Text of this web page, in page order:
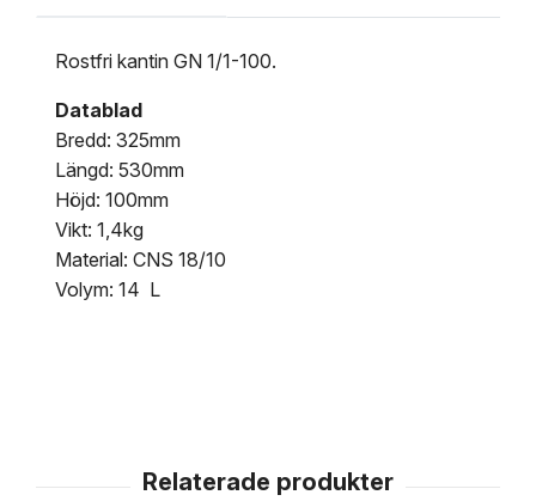
Rostfri kantin GN 1/1-100.
Datablad
Bredd: 325mm
Längd: 530mm
Höjd: 100mm
Vikt: 1,4kg
Material: CNS 18/10
Volym: 14 L